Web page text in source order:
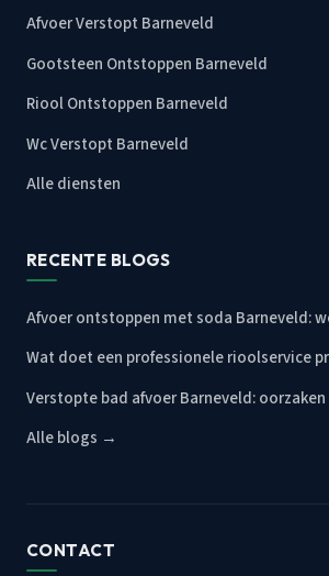
Afvoer Verstopt Barneveld
Gootsteen Ontstoppen Barneveld
Riool Ontstoppen Barneveld
Wc Verstopt Barneveld
Alle diensten
RECENTE BLOGS
Afvoer ontstoppen met soda Barneveld:
Wat doet een professionele rioolservice
Verstopte bad afvoer Barneveld:
Alle blogs →
CONTACT